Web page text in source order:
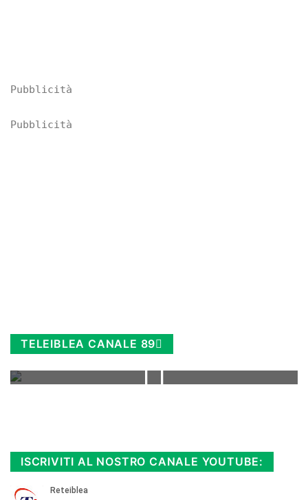
Pubblicità
Pubblicità
TELEIBLEA CANALE 89
ISCRIVITI AL NOSTRO CANALE YOUTUBE: